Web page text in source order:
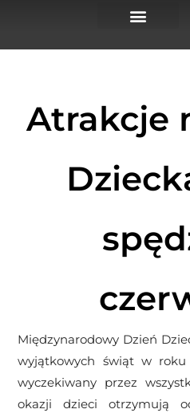
Atrakcje
Międzynarodowy Dzień
wyjątkowych świąt w
wyczekiwany przez
okazji dzieci otrzymują